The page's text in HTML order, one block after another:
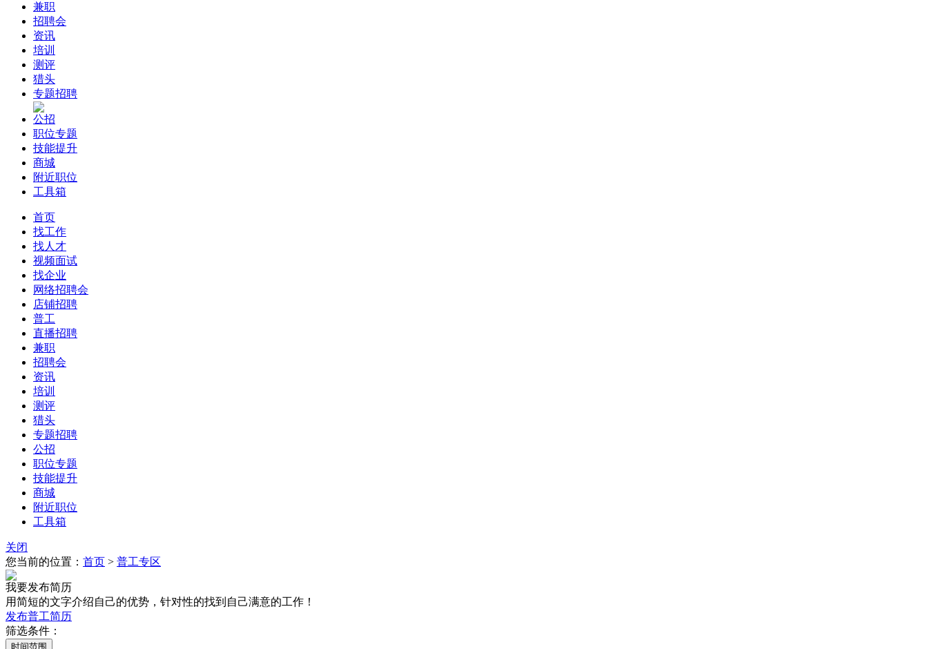
兼职
招聘会
资讯
培训
测评
猎头
专题招聘
公招
职位专题
技能提升
商城
附近职位
工具箱
首页
找工作
找人才
视频面试
找企业
网络招聘会
店铺招聘
普工
直播招聘
兼职
招聘会
资讯
培训
测评
猎头
专题招聘
公招
职位专题
技能提升
商城
附近职位
工具箱
关闭
您当前的位置： 首页 > 普工专区
我要发布简历
用简短的文字介绍自己的优势，针对性的找到自己满意的工作！
发布普工简历
筛选条件：